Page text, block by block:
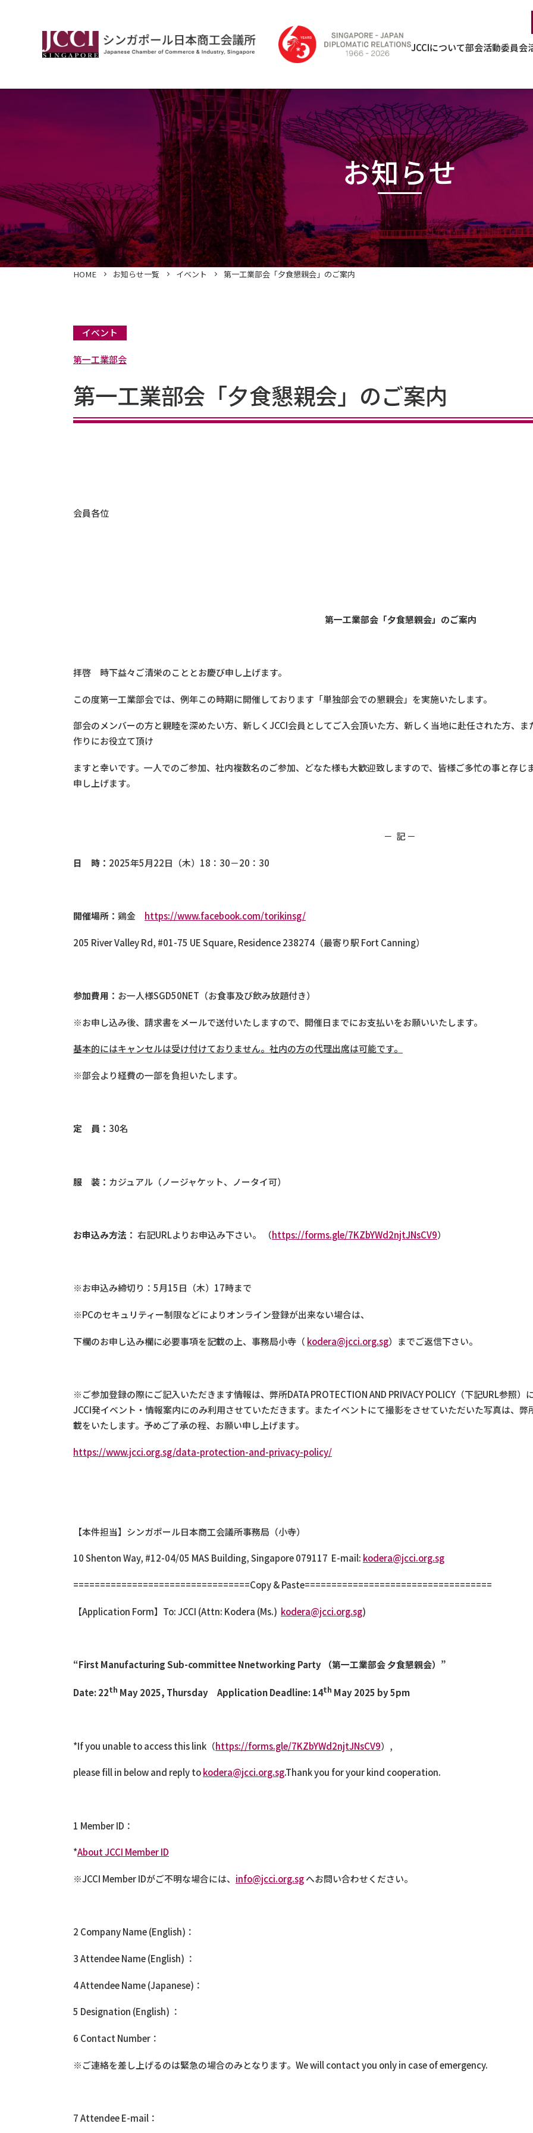
JCCIについて部会活動委員会
お知らせ
HOME お知らせ一覧 イベント 第一工業部会「夕食懇親会」のご案内
イベント
第一工業部会
第一工業部会「夕食懇親会」のご案内
会員各位
第一工業部会「夕食懇親会」のご案内
拝啓 時下益々ご清栄のこととお慶び申し上げます。
この度第一工業部会では、例年この時期に開催しております「単独部会での懇親会」を実施いたします。
部会のメンバーの方と親睦を深めたい方、新しくJCCI会員としてご入会頂いた方、新しく当地に赴任された方、
作りにお役立て頂け
ますと幸いです。一人でのご参加、社内複数名のご参加、どなた様も大歓迎致しますので、皆様ご多忙の事と存
申し上げます。
－ 記 －
日 時： 2025年5月22日（木）18：30－20：30
開催場所： 鶏金 https://www.facebook.com/torikinsg/
205 River Valley Rd, #01-75 UE Square, Residence 238274（最寄り駅 Fort Canning）
参加費用： お一人様SGD50NET（お食事及び飲み放題付き）
※お申し込み後、請求書をメールで送付いたしますので、開催日までにお支払いをお願いいたします。
基本的にはキャンセルは受け付けておりません。社内の方の代理出席は可能です。
※部会より経費の一部を負担いたします。
定 員： 30名
服 装： カジュアル（ノージャケット、ノータイ可）
お申込み方法： 右記URLよりお申込み下さい。 （https://forms.gle/7KZbYWd2njtJNsCV9）
※お申込み締切り：5月15日（木）17時まで
※PCのセキュリティー制限などによりオンライン登録が出来ない場合は、
下欄のお申し込み欄に必要事項を記載の上、事務局小寺（ kodera@jcci.org.sg）までご返信下さい。
※ご参加登録の際にご記入いただきます情報は、弊所DATA PROTECTION AND PRIVACY POLICY（下記URL参照
JCCI発イベント・情報案内にのみ利用させていただきます。またイベントにて撮影をさせていただいた写真は、
載をいたします。予めご了承の程、お願い申し上げます。
https://www.jcci.org.sg/data-protection-and-privacy-policy/
【本件担当】シンガポール日本商工会議所事務局（小寺）
10 Shenton Way, #12-04/05 MAS Building, Singapore 079117 E-mail: kodera@jcci.org.sg
=================================Copy & Paste===================================
【Application Form】To: JCCI (Attn: Kodera (Ms.) kodera@jcci.org.sg)
“First Manufacturing Sub-committee Nnetworking Party （第一工業部会夕食懇親会） ”
Date: 22th May 2025, Thursday Application Deadline: 14th May 2025 by 5pm
*If you unable to access this link （https://forms.gle/7KZbYWd2njtJNsCV9） ,
please fill in below and reply tokodera@jcci.org.sg.Thank you for your kind cooperation.
1 Member ID：
*About JCCI Member ID
※JCCI Member IDがご不明な場合には、 info@jcci.org.sgへお問い合わせください。
2 Company Name (English)：
3 Attendee Name (English) ：
4 Attendee Name (Japanese)：
5 Designation (English) ：
6 Contact Number：
※ご連絡を差し上げるのは緊急の場合のみとなります。We will contact you only in case of emergency.
7 Attendee E-mail：